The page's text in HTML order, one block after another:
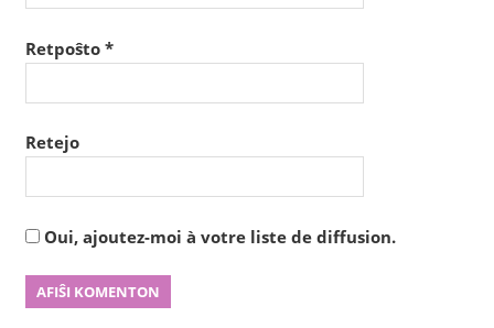
Retpoŝto *
Retejo
Oui, ajoutez-moi à votre liste de diffusion.